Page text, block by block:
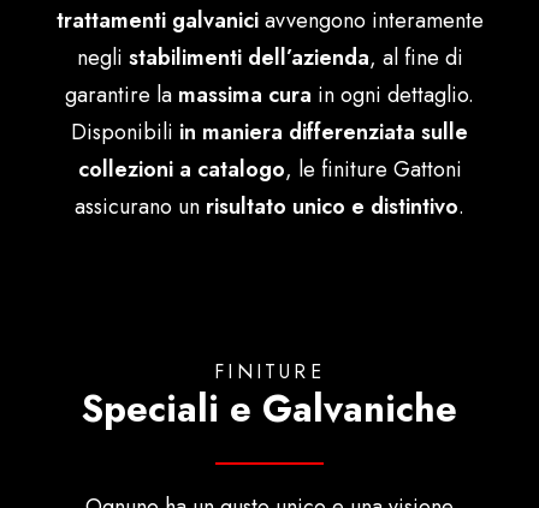
trattamenti galvaniciavvengono interamente
negli stabilimenti dell’azienda, al fine di
garantire la massima cura in ogni dettaglio.
Disponibili in maniera differenziata sulle
collezioni a catalogo, le finiture Gattoni
assicurano un risultato unico e distintivo.
FINITURE
Speciali e Galvaniche